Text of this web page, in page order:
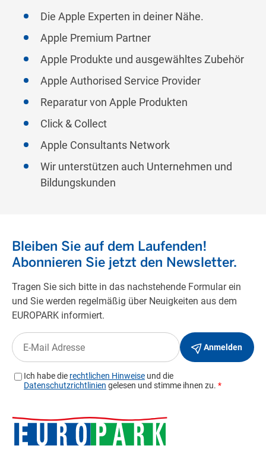
Die Apple Experten in deiner Nähe.
Apple Premium Partner
Apple Produkte und ausgewähltes Zubehör
Apple Authorised Service Provider
Reparatur von Apple Produkten
Click & Collect
Apple Consultants Network
Wir unterstützen auch Unternehmen und
Bildungskunden